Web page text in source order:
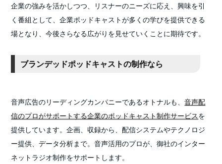
企業の強みを活かしつつ、リスナーのニーズに応え、興味を引
く番組として、企業ポッドキャストが多くの学びを提供できる
場となり、今後さらなる広がりを見せていくことに期待です。
ブランデッドポッドキャストの制作なら
音声広告のリーディングカンパニーであるオトナルも、音声配
信のプロがサポートする企業のポッドキャスト制作サービスを
提供しています。企画、収録から、配信システムやテクノロジ
ー提供、データ分析まで。音声活用のプロが、御社のインター
ネットラジオ制作をサポートします。